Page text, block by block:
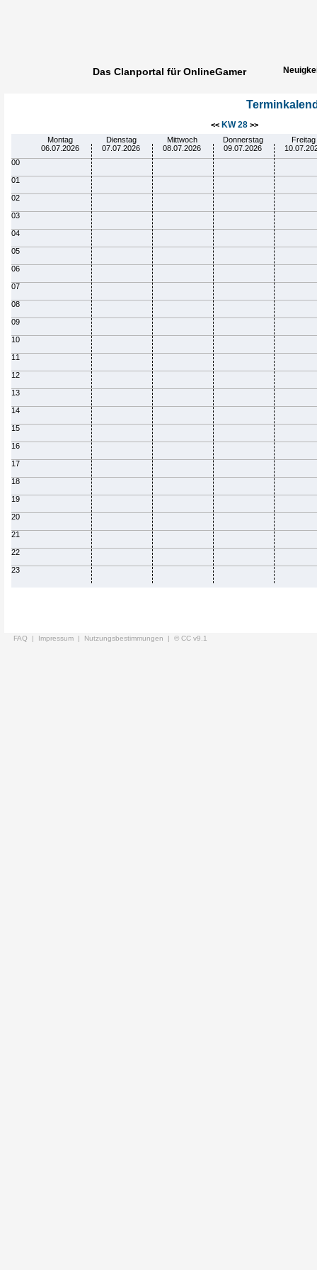
Das Clanportal für OnlineGamer
<< KW 28>>
Montag
06.07.2026
Dienstag
07.07.2026
Mittwoch
08.07.2026
Donnerstag
09.07.2026
Freitag
00
01
02
03
04
05
06
07
08
09
10
11
12
13
14
15
16
17
18
19
20
21
22
23
FAQ | Impressum | Nutzungsbestimmungen | © CC v9.1